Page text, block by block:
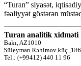
“Turan” siyasət,
fəaliyyət göstərən
Turan analitik xidməti
Bakı, AZ1010
Süleyman Rəhimov
Tel.: (+99412) 440 11 96